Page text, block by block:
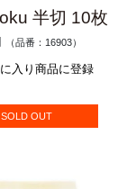
半切 10枚
（品番：16903）
入り商品に登録
SOLD OUT